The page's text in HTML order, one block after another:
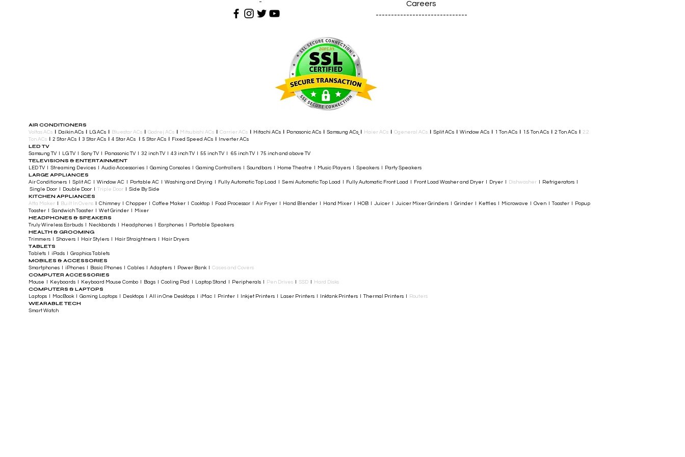
-
Careers
------------------------------
AIR CONDITIONERS
Voltas ACs Daikin ACs LG ACs Bluestar ACs Godrej ACs Mitsubishi ACs Carrier ACs Hitachi ACs Panasonic ACs Samsung ACs Haier ACs Ogeneral ACs Split ACs Window ACs 1 Ton ACs 1.5 Ton ACs 2 Ton ACs
2.2
Ton ACs
2 Star ACs 3 Star ACs 4 Star ACs 5 Star ACs Fixed Speed ACs Inverter ACs​
LED TV
Samsung TV I LG TV I Sony TV I Panasonic TV​ I 32 inch TV I 43 inch TV I 55 inch TV I 65 inch TV I 75 inch and above TV
TELEVISIONS & ENTERTAINMENT
LED TV​ I Streaming Devices I Audio Accessories I Gaming Consoles I Gaming Controllers I Soundbars I Home Theatre I Music Players I Speakers I Party Speakers
LARGE APPLIANCES
Air Conditioners I Split AC I Window AC I Portable AC I Washing and Drying I Fully Automatic Top Load I Semi Automatic Top Load I Fully Automatic Front Load I Front Load Washer and Dryer I Dryer I Dishwasher I Refrigerators I
Single Door I Double Door I Triple Door I Side By Side
KITCHEN APPLIANCES
Atta Maker Built In Ovens I Chimney I Chopper I Coffee Maker I Cooktop I Food Processor I Air Fryer I Hand Blender I Hand Mixer I HOB I Juicer I Juicer Mixer Grinders I Grinder I Kettles I Microwave I Oven I Toaster I Popup
Toaster I Sandwich Toaster I Wet Grinder I Mixer
HEADPHONES & SPEAKERS
Truly Wireless Earbuds I Neckbands I Headphones I Earphones I Portable Speakers
HEALTH & GROOMING
Trimmers I Shavers I Hair Stylers I Hair Straightners I Hair Dryers
TABLETS
Tablets I iPads I Graphics Tablets
MOBILES & ACCESSORIES
Smartphones I iPhones I Basic Phones I Cables I Adapters I Power Bank I Cases and Covers
COMPUTER ACCESSORIES
Mouse I Keyboards I Keyboard Mouse Combo I Bags I Cooling Pad I Laptop Stand I Peripherals I Pen Drives SSD Hard Disks
COMPUTERS & LAPTOPS
Laptops I MacBook I Gaming Laptops I Desktops I All in One Desktops I iMac I Printer I Inkjet Printers I Laser Printers I Inktank Printers I Thermal Printers I Routers
WEARABLE TECH
Smart Watch